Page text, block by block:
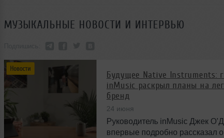
МУЗЫКАЛЬНЫЕ НОВОСТИ И ИНТЕРВЬЮ
Будущее Native Instruments:
inMusic раскрыл планы на
бренд
24 июня
Руководитель inMusic Джек
впервые подробно рассказал о
Новости